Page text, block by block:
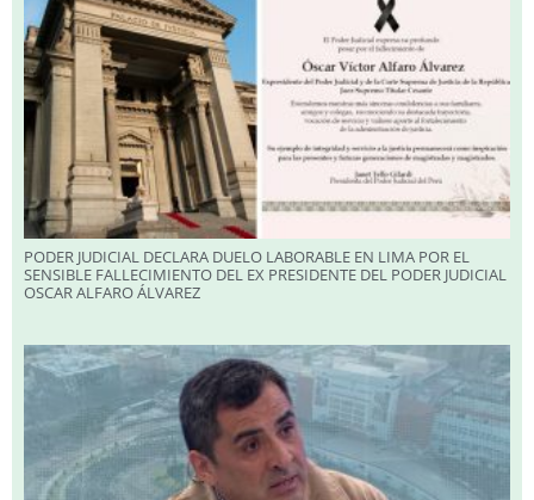
PODER JUDICIAL DECLARA DUELO LABORABLE EN LIMA POR EL
SENSIBLE FALLECIMIENTO DEL EX PRESIDENTE DEL PODER JUDICIAL
OSCAR ALFARO ÁLVAREZ